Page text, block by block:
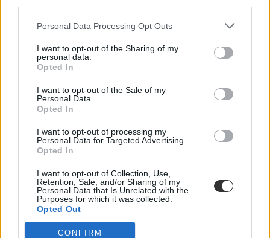
Personal Data Processing Opt Outs
I want to opt-out of the Sharing of my
personal data.
Opted In
I want to opt-out of the Sale of my
Personal Data.
Opted In
I want to opt-out of processing my
Personal Data for Targeted Advertising.
Opted In
I want to opt-out of Collection, Use,
Retention, Sale, and/or Sharing of my
Personal Data that Is Unrelated with the
Purposes for which it was collected.
Opted Out
CONFIRM
koronavírus
iskolák újranyitása
kérdőív
újranyitás
Szülői összefogás gyermekeink jövőjéért